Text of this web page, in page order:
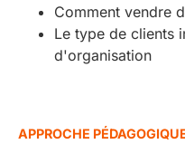
Comment vendre
Le type de clients
d'organisation
APPROCHE